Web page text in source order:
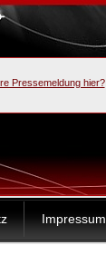
Pressemeldung hier?
Impressum